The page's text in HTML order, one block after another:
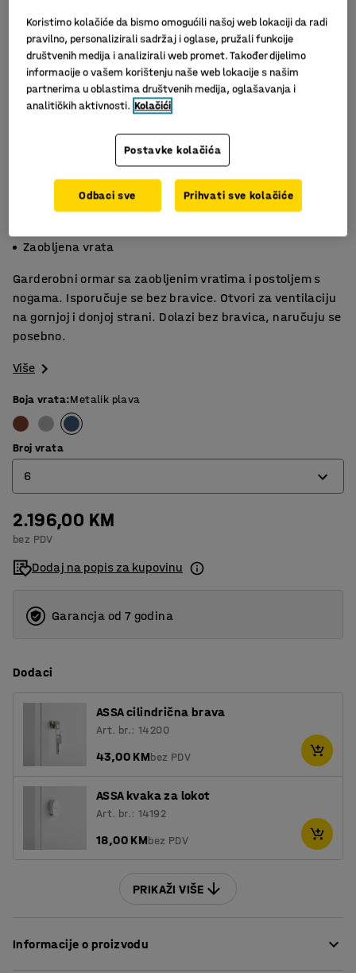
S 2 pretinaca
Zaobljena vrata
Garderobni ormar sa zaobljenim vratima i postoljem s
nogama. Isporučuje se bez bravice. Otvori za ventilaciju
na gornjoj i donjoj strani. Dolazi bez bravica, naručuju se
posebno.
Više
Boja vrata:Metalik plava
Broj vrata
6
4
6
8
2.196,00 KM
bez PDV
Dodaj na popis za kupovinu
Garancja od 7 godina
Dodaci
ASSA cilindrična brava
Art. br.: 14200
43,00 KMbez PDV
ASSA kvaka za lokot
Art. br.: 14192
18,00 KMbez PDV
PRIKAŽI VIŠE
Informacije o proizvodu
Koristimo kolačiće da bismo omogućili našoj web lokaciji da radi
pravilno, personalizirali sadržaj i oglase, pružali funkcije
društvenih medija i analizirali web promet. Također dijelimo
informacije o vašem korištenju naše web lokacije s našim
partnerima u oblastima društvenih medija, oglašavanja i
analitičkih aktivnosti. Kolačići
Postavke kolačića
Odbaci sve Prihvati sve kolačiće